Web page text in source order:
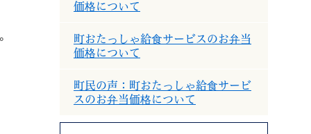
ご利用ガイド
価格について
町おたっしゃ給食サービスのお弁当
価格について
町民の声：町おたっしゃ給食サービ
スのお弁当価格について